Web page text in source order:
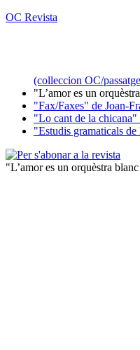
OC Revista
(colleccion OC/
"L’amor es un
"Fax/Faxes" de Joan-
"Lo cant de la chicana"
"Estudis gramaticals
"L’amor es un orquèstra